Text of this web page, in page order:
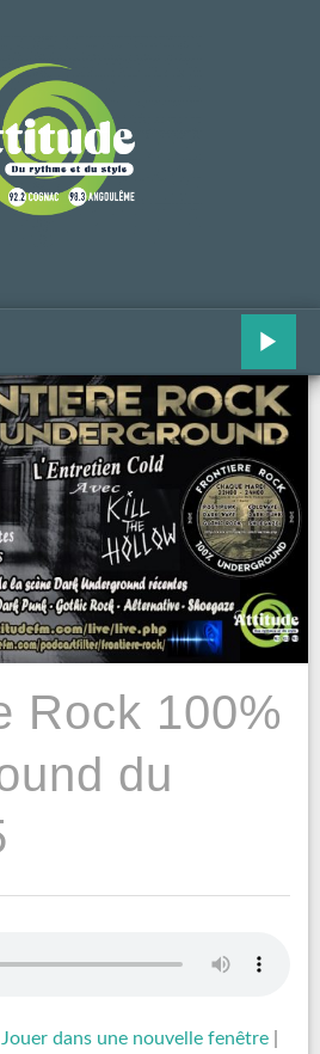
Rock 100%
du
Jouer dans une nouvelle fenêtre